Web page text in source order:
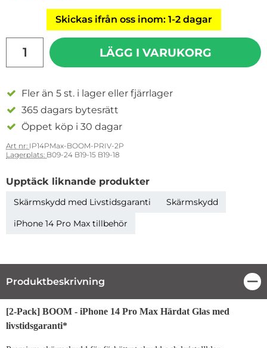
Skickas ifrån oss inom: 1-2 dagar
LÄGG I VARUKORG
Fler än 5 st. i lager eller fjärrlager
365 dagars bytesrätt
Öppet köp i 30 dagar
Art nr: IP14PMax-BOOM-PRIV-2P
Lagerplats: B09-24 B19-15 B19-18
Upptäck liknande produkter
Skärmskydd med Livstidsgaranti
Skärmskydd
iPhone 14 Pro Max tillbehör
Produktbeskrivning
Produktbeskrivning
[2-Pack] BOOM - iPhone 14 Pro Max Härdat Glas med
livstidsgaranti*